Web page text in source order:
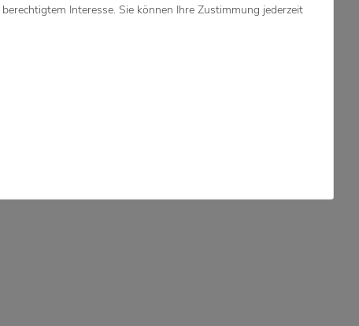
Interesse. Sie können Ihre Zustimmung jederzeit